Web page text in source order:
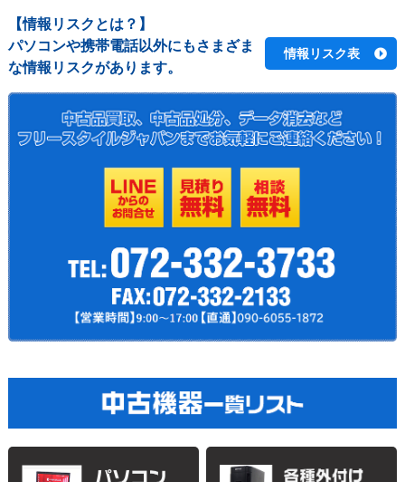
【情報リスクとは？】
パソコンや携帯電話以外にもさまざま
な情報リスクがあります。
情報リスク表